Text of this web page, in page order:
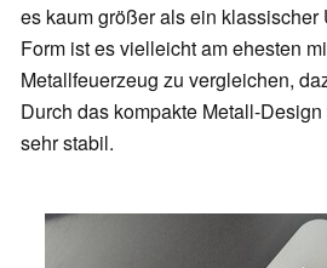
es kaum größer als ein klassischer
Form ist es vielleicht am ehesten
Metallfeuerzeug zu vergleichen,
Durch das kompakte Metall-
sehr stabil.